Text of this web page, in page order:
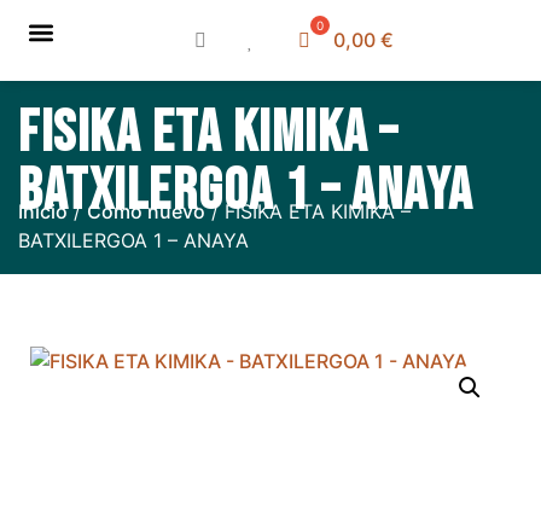
0,00€
FISIKA ETA KIMIKA –
BATXILERGOA 1 – ANAYA
Inicio/ Como nuevo/ FISIKA ETA KIMIKA –
BATXILERGOA 1 – ANAYA